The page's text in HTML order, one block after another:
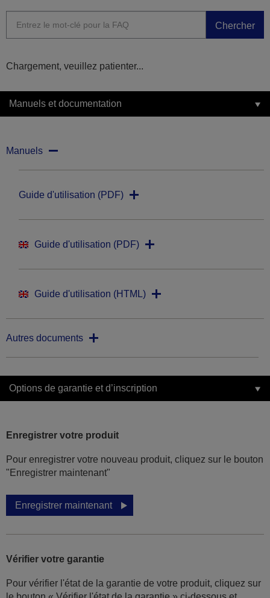
Chercher
Chargement, veuillez patienter...
Manuels et documentation
Manuels
Guide d'utilisation (PDF)
Guide d'utilisation (PDF)
Guide d'utilisation (HTML)
Autres documents
Options de garantie et d’inscription
Enregistrer votre produit
Pour enregistrer votre nouveau produit, cliquez sur le bouton
"Enregistrer maintenant"
Enregistrer maintenant
Vérifier votre garantie
Pour vérifier l'état de la garantie de votre produit, cliquez sur